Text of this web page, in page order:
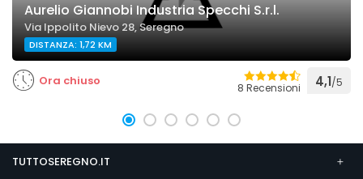
Aurelio Giannobi Industria Specchi S.r.l.
Via Ippolito Nievo 28, Seregno
DISTANZA: 1,72 KM
Ora chiuso 8 Recensioni 4,1/5
TUTTOSEREGNO.IT